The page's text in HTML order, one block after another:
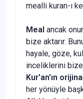
mealli kuran-ı
Meal ancak
bize aktarır.
hayale, göze,
inceliklerini bize
Kur'an'ın
her yönüyle